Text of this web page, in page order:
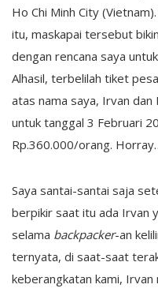
Ho Chi Minh City
itu, maskapai tersebut
dengan rencana saya untuk
Alhasil, terbelilah tiket
atas nama saya, Irvan dan
untuk tanggal 3 Februari
Rp.360.000/orang.
Saya santai-santai saja
berpikir saat itu ada Irvan
selama backpacker-an
ternyata, di saat-saat
keberangkatan kami,